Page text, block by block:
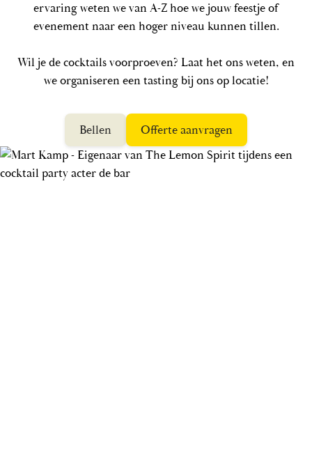
ervaring weten we van A-Z hoe we jouw feestje of
evenement naar een hoger niveau kunnen tillen.
Wil je de cocktails voorproeven? Laat het ons weten, en
we organiseren een tasting bij ons op locatie!
Bellen Offerte aanvragen